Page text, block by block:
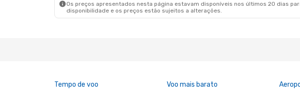
Os preços apresentados nesta página estavam disponíveis nos últimos 20 dias
disponibilidade e os preços estão sujeitos a alterações.
Tempo de voo Voo mais barato